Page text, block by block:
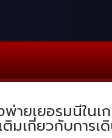
ยเยอรมนีใน
เกี่ยวกับการเ